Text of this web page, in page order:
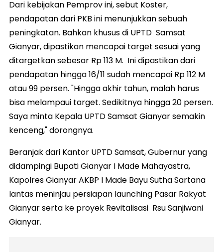
Dari kebijakan Pemprov ini, sebut Koster,
pendapatan dari PKB ini menunjukkan sebuah
peningkatan. Bahkan khusus di UPTD Samsat
Gianyar, dipastikan mencapai target sesuai yang
ditargetkan sebesar Rp 113 M. Ini dipastikan dari
pendapatan hingga 16/11 sudah mencapai Rp 112 M
atau 99 persen. "Hingga akhir tahun, malah harus
bisa melampaui target. Sedikitnya hingga 20 persen.
Saya minta Kepala UPTD Samsat Gianyar semakin
kenceng," dorongnya.
Beranjak dari Kantor UPTD Samsat, Gubernur yang
didampingi Bupati Gianyar I Made Mahayastra,
Kapolres Gianyar AKBP I Made Bayu Sutha Sartana
lantas meninjau persiapan launching Pasar Rakyat
Gianyar serta ke proyek Revitalisasi Rsu Sanjiwani
Gianyar.